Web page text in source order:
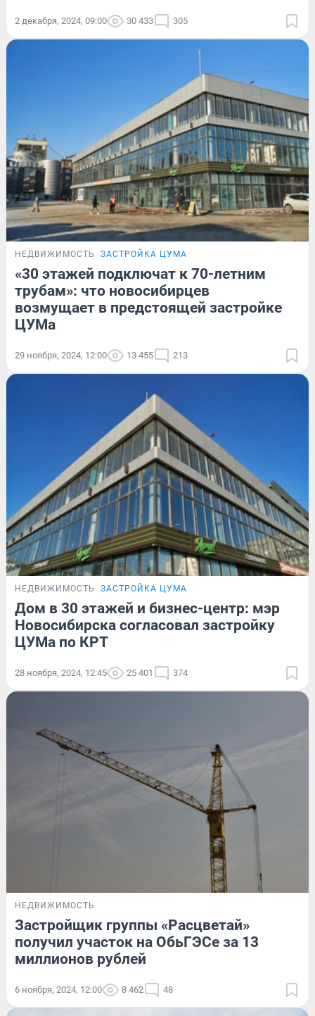
2 декабря, 2024, 09:00 30 433 305
НЕДВИЖИМОСТЬ ЗАСТРОЙКА ЦУМА
«30 этажей подключат к 70-летним
трубам»: что новосибирцев
возмущает в предстоящей застройке
ЦУМа
29 ноября, 2024, 12:00 13 455 213
НЕДВИЖИМОСТЬ ЗАСТРОЙКА ЦУМА
Дом в 30 этажей и бизнес-центр: мэр
Новосибирска согласовал застройку
ЦУМа по КРТ
28 ноября, 2024, 12:45 25 401 374
НЕДВИЖИМОСТЬ
Застройщик группы «Расцветай»
получил участок на ОбьГЭСе за 13
миллионов рублей
6 ноября, 2024, 12:00 8 462 48